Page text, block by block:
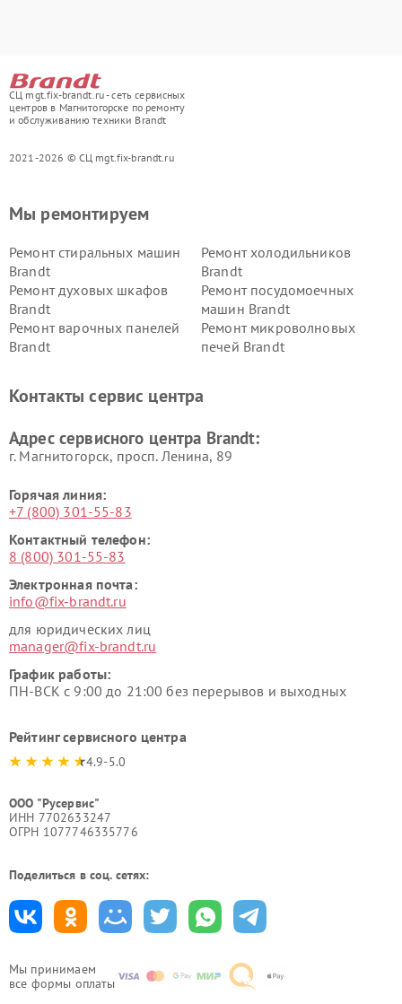
СЦ mgt.fix-brandt.ru - сеть сервисных
центров в Магнитогорске по ремонту
и обслуживанию техники Brandt
2021-2026 © СЦ mgt.fix-brandt.ru
Мы принимаем
все формы оплаты
Мы ремонтируем
Ремонт стиральных машин
Brandt
Ремонт холодильников
Brandt
Ремонт духовых шкафов
Brandt
Ремонт посудомоечных
машин Brandt
Ремонт варочных панелей
Brandt
Ремонт микроволновых
печей Brandt
Контакты сервис центра
Адрес сервисного центра Brandt:
г. Магнитогорск, просп. Ленина, 89
Горячая линия:
+7 (800) 301-55-83
Контактный телефон:
8 (800) 301-55-83
Электронная почта:
info@fix-brandt.ru
для юридических лиц
manager@fix-brandt.ru
График работы:
ПН-ВСК с 9:00 до 21:00 без перерывов и выходных
Рейтинг сервисного центра
4.9-5.0
ООО "Русервис"
ИНН 7702633247
ОГРН 1077746335776
Поделиться в соц. сетях: